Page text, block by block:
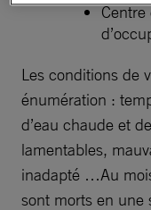
Les conditions de
énumération :
d’eau chaude et
lamentables,
inadapté …Au
sont morts en une